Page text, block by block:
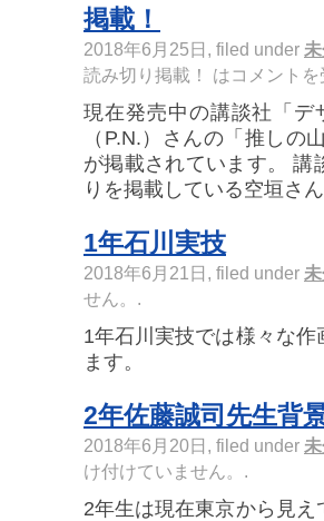
掲載！
2018年6月25日, filed under
読み切り掲載！ はコメントを
現在発売中の講談社「
（P.N.）さんの「推し
が掲載されています。 講
りを掲載している空垣さ
1年石川実技
2018年6月21日, filed under
せん。 .
1年石川実技では様々な
ます。
2年佐藤誠司先生背
2018年6月20日, filed under
け付けていません。 .
2年生は現在東京から見